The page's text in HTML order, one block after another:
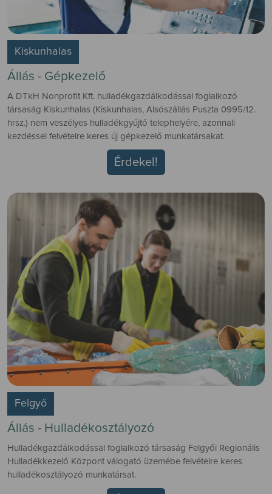
Kiskunhalas
Állás - Gépkezelő
A DTkH Nonprofit Kft. hulladékgazdálkodással foglalkozó
társaság Kiskunhalas (Kiskunhalas, Alsószállás Puszta 0995/12.
hrsz.) nem veszélyes hulladékgyűjtő telephelyére, azonnali
kezdéssel felvételre keres új gépkezelő munkatársakat.
Érdekel!
Felgyő
Állás - Hulladékosztályozó
Hulladékgazdálkodással foglalkozó társaság Felgyői Regionális
Hulladékkezelő Központ válogató üzemébe felvételre keres
hulladékosztályozó munkatársat.